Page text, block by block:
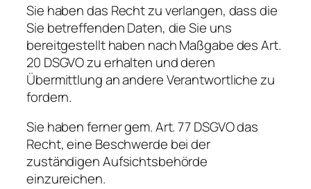
Sie haben das Recht zu verlangen, dass die
Sie betreffenden Daten, die Sie uns
bereitgestellt haben nach Maßgabe des Art.
20 DSGVO zu erhalten und deren
Übermittlung an andere Verantwortliche zu
fordern.
Sie haben ferner gem. Art. 77 DSGVO das
Recht, eine Beschwerde bei der
zuständigen Aufsichtsbehörde
einzureichen.